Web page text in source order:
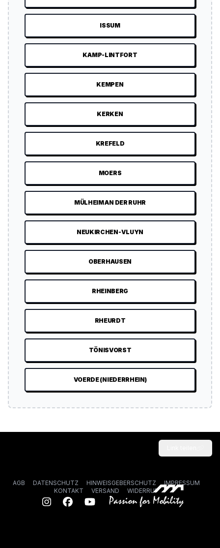
ISSUM
KAMP-LINTFORT
KEMPEN
KERKEN
KREFELD
MOERS
MÜLHEIM AN DER RUHR
NEUKIRCHEN-VLUYN
OBERHAUSEN
RHEINBERG
RHEURDT
TÖNISVORST
VOERDE (NIEDERRHEIN)
AGB DATENSCHUTZ HINWEISGEBERSCHUTZ
IMPRESSUM
KONTAKT
VERSAND WIDERRUF